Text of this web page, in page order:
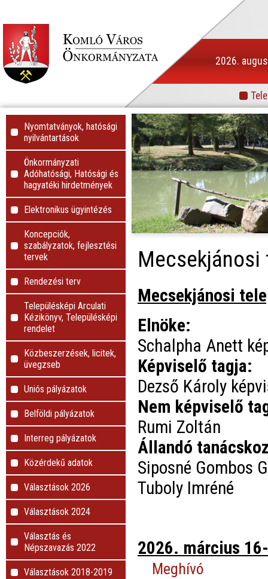
2026.
Nyomtatványok, hatósági
nyilvántartások
Önkormányzati
Adóhatósági, Hatósági és
hagyatéki hirdetmények
Elektronikus ügyintézés
Koncepciók,
szabályzatok, fejlesztési
tervek
Rendezési terv
Településképi Arculati
Kézikönyv, Településképi
rendelet
Közbeszerzések, licitek,
üvegzseb
Uniós pályázatok
Belföldi pályázatok
Interreg pályázatok
Közérdekű adatok
Választások 2026
Választások 2024
Választás és
Népszavazás 2022
Választások 2018-2019
Mecsekjánosi
Elnöke:
Schalpha Anett
Képviselő tagja:
Dezső Károly
Nem képviselő
Rumi Zoltán
Állandó
Siposné Gombos
Tuboly Imréné
2026. március
Meghívó